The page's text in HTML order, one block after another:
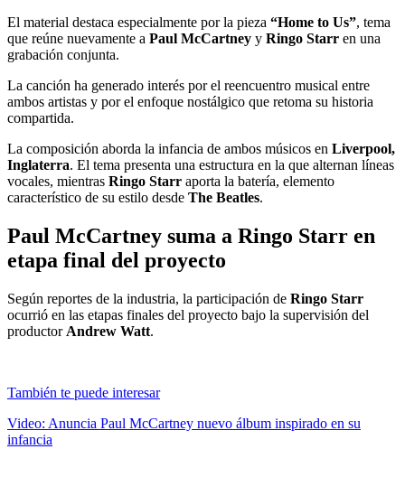
El material destaca especialmente por la pieza “Home to Us”, tema
que reúne nuevamente a Paul McCartney y Ringo Starr en una
grabación conjunta.
La canción ha generado interés por el reencuentro musical entre
ambos artistas y por el enfoque nostálgico que retoma su historia
compartida.
La composición aborda la infancia de ambos músicos en Liverpool,
Inglaterra. El tema presenta una estructura en la que alternan líneas
vocales, mientras Ringo Starr aporta la batería, elemento
característico de su estilo desde The Beatles.
Paul McCartney suma a Ringo Starr en
etapa final del proyecto
Según reportes de la industria, la participación de Ringo Starr
ocurrió en las etapas finales del proyecto bajo la supervisión del
productor Andrew Watt.
También te puede interesar
Video: Anuncia Paul McCartney nuevo álbum inspirado en su
infancia